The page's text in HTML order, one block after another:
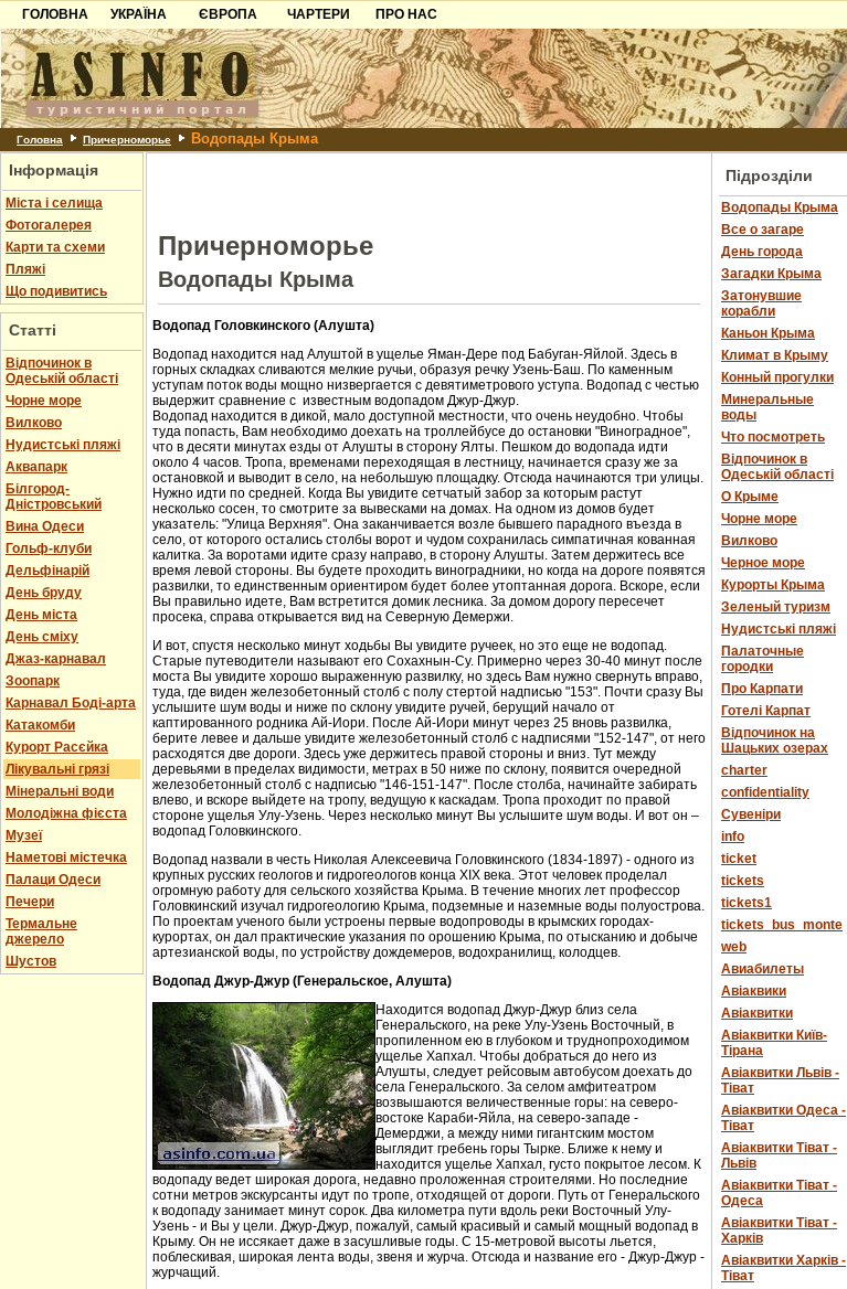
ГОЛОВНА
УКРАЇНА
Карпати
Азов
Причорноморря
Шацьк
ЄВРОПА
Чорногорія
Хорватія
Болгарія
Албанія
ЧАРТЕРИ
ПРО НАС
Контакти
Партнерам
Додати готель
Головна Причерноморье Водопады Крыма
Інформація
Міста і селища
Фотогалерея
Карти та схеми
Пляжі
Що подивитись
Статті
Відпочинок в
Одеській області
Чорне море
Вилково
Нудистські пляжі
Аквапарк
Білгород-
Дністровський
Вина Одеси
Гольф-клуби
Дельфінарій
День бруду
День міста
День сміху
Джаз-карнавал
Зоопарк
Карнавал Боді-арта
Катакомби
Курорт Расєйка
Лікувальні грязі
Мінеральні води
Молодіжна фієста
Музеї
Наметові містечка
Палаци Одеси
Печери
Термальне
джерело
Шустов
Причерноморье
Водопады Крыма
Водопад Головкинского (Алушта)
Водопад находится над Алуштой в ущелье Яман-Дере под Бабуган-Яйлой. Здесь в
горных складках сливаются мелкие ручьи, образуя речку Узень-Баш. По каменным
уступам поток воды мощно низвергается с девятиметрового уступа. Водопад с честью
выдержит сравнение с известным водопадом Джур-Джур.
Водопад находится в дикой, мало доступной местности, что очень неудобно. Чтобы
туда попасть, Вам необходимо доехать на троллейбусе до остановки "Виноградное",
что в десяти минутах езды от Алушты в сторону Ялты. Пешком до водопада идти
около 4 часов. Тропа, временами переходящая в лестницу, начинается сразу же за
остановкой и выводит в село, на небольшую площадку. Отсюда начинаются три улицы.
Нужно идти по средней. Когда Вы увидите сетчатый забор за которым растут
несколько сосен, то смотрите за вывесками на домах. На одном из домов будет
указатель: "Улица Верхняя". Она заканчивается возле бывшего парадного въезда в
село, от которого остались столбы ворот и чудом сохранилась симпатичная кованная
калитка. За воротами идите сразу направо, в сторону Алушты. Затем держитесь все
время левой стороны. Вы будете проходить виноградники, но когда на дороге появятся
развилки, то единственным ориентиром будет более утоптанная дорога. Вскоре, если
Вы правильно идете, Вам встретится домик лесника. За домом дорогу пересечет
просека, справа открывается вид на Северную Демержи.
И вот, спустя несколько минут ходьбы Вы увидите ручеек, но это еще не водопад.
Старые путеводители называют его Сохахнын-Су. Примерно через 30-40 минут после
моста Вы увидите хорошо выраженную развилку, но здесь Вам нужно свернуть вправо,
туда, где виден железобетонный столб с полу стертой надписью "153". Почти сразу Вы
услышите шум воды и ниже по склону увидите ручей, берущий начало от
каптированного родника Ай-Иори. После Ай-Иори минут через 25 вновь развилка,
берите левее и дальше увидите железобетонный столб с надписями "152-147", от него
расходятся две дороги. Здесь уже держитесь правой стороны и вниз. Тут между
деревьями в пределах видимости, метрах в 50 ниже по склону, появится очередной
железобетонный столб с надписью "146-151-147". После столба, начинайте забирать
влево, и вскоре выйдете на тропу, ведущую к каскадам. Тропа проходит по правой
стороне ущелья Улу-Узень. Через несколько минут Вы услышите шум воды. И вот он –
водопад Головкинского.
Водопад назвали в честь Николая Алексеевича Головкинского (1834-1897) - одного из
крупных русских геологов и гидрогеологов конца XIX века. Этот человек проделал
огромную работу для сельского хозяйства Крыма. В течение многих лет профессор
Головкинский изучал гидрогеологию Крыма, подземные и наземные воды полуострова.
По проектам ученого были устроены первые водопроводы в крымских городах-
курортах, он дал практические указания по орошению Крыма, по отысканию и добыче
артезианской воды, по устройству дождемеров, водохранилищ, колодцев.
Водопад Джур-Джур (Генеральское, Алушта)
Находится водопад Джур-Джур близ села
Генеральского, на реке Улу-Узень Восточный, в
пропиленном ею в глубоком и труднопроходимом
ущелье Хапхал. Чтобы добраться до него из
Алушты, следует рейсовым автобусом доехать до
села Генеральского. За селом амфитеатром
возвышаются величественные горы: на северо-
востоке Караби-Яйла, на северо-западе -
Демерджи, а между ними гигантским мостом
выглядит гребень горы Тырке. Ближе к нему и
находится ущелье Хапхал, густо покрытое лесом. К
водопаду ведет широкая дорога, недавно проложенная строителями. Но последние
сотни метров экскурсанты идут по тропе, отходящей от дороги. Путь от Генеральского
к водопаду занимает минут сорок. Два километра пути вдоль реки Восточный Улу-
Узень - и Вы у цели. Джур-Джур, пожалуй, самый красивый и самый мощный водопад в
Крыму. Он не иссякает даже в засушливые годы. С 15-метровой высоты льется,
поблескивая, широкая лента воды, звеня и журча. Отсюда и название его - Джур-Джур -
журчащий.
Підрозділи
Водопады Крыма
Все о загаре
День города
Загадки Крыма
Затонувшие
корабли
Каньон Крыма
Климат в Крыму
Конный прогулки
Минеральные
воды
Что посмотреть
Відпочинок в
Одеській області
О Крыме
Чорне море
Вилково
Черное море
Курорты Крыма
Зеленый туризм
Нудистські пляжі
Палаточные
городки
Про Карпати
Готелі Карпат
Відпочинок на
Шацьких озерах
charter
confidentiality
Cувеніри
info
ticket
tickets
tickets1
tickets_bus_monte
web
Авиабилеты
Авіаквики
Авіаквитки
Авіаквитки Київ-
Тірана
Авіаквитки Львів -
Тіват
Авіаквитки Одеса -
Тіват
Авіаквитки Тіват -
Львів
Авіаквитки Тіват -
Одеса
Авіаквитки Тіват -
Харків
Авіаквитки Харків -
Тіват